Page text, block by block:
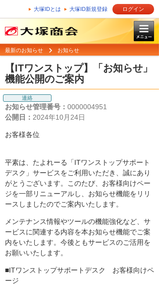
大塚IDとは 大塚ID新規登録 ログイン
最新のお知らせ お知らせ
【ITワンストップ】「お知らせ」
機能公開のご案内
連絡
お知らせ管理番号： 0000004951
公開日： 2024年10月24日
お客様各位
平素は、たよれーる「ITワンストップサポート
デスク」サービスをご利用いただき、誠にあり
がとうございます。このたび、お客様向けペー
ジを一部リニューアルし、お知らせ機能をリリ
ースしましたのでご案内いたします。
メンテナンス情報やツールの機能強化など、サ
ービスに関連する内容を本お知らせ機能でご案
内をいたします。今後ともサービスのご活用を
お願いいたします。
■ITワンストップサポートデスク お客様向けペ
ージ